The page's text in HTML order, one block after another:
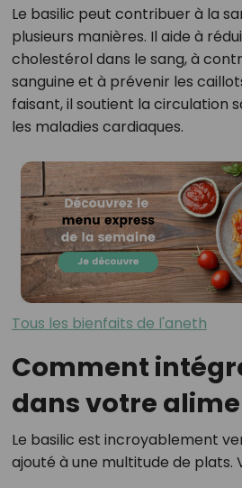
Le basilic peut contribuer à la
plusieurs manières. Il aide à
cholestérol dans le sang, à
sanguine et à prévenir les
faisant, il soutient la circulation
les maladies cardiaques.
Tous les bienfaits de l'aneth
Comment
dans votre
Le basilic est incroyablement
ajouté à une multitude de plats.